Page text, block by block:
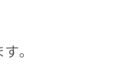
。